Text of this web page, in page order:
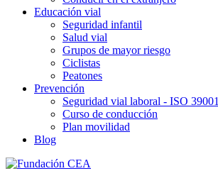
Educación vial
Seguridad infantil
Salud vial
Grupos de mayor riesgo
Ciclistas
Peatones
Prevención
Seguridad vial laboral - ISO 39001
Curso de conducción
Plan movilidad
Blog